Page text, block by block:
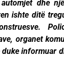
dhe
ishte ditë
organet
duke informuar